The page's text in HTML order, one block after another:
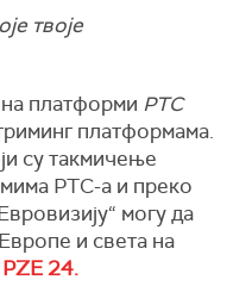
твоје
платформи РТС
платформама.
су такмичење
РТС-а и преко
могу да
и света на
24.